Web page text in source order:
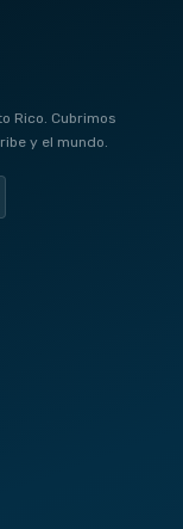
Rico. Cubrimos
y el mundo.